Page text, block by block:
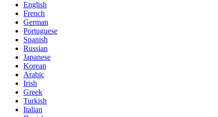
English
French
German
Portuguese
Spanish
Russian
Japanese
Korean
Arabic
Irish
Greek
Turkish
Italian